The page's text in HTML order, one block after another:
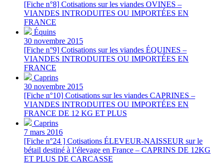
[Fiche n°8] Cotisations sur les viandes OVINES –
VIANDES INTRODUITES OU IMPORTÉES EN
FRANCE
Équins
30 novembre 2015
[Fiche n°9] Cotisations sur les viandes ÉQUINES –
VIANDES INTRODUITES OU IMPORTÉES EN
FRANCE
Caprins
30 novembre 2015
[Fiche n°10] Cotisations sur les viandes CAPRINES –
VIANDES INTRODUITES OU IMPORTÉES EN
FRANCE DE 12 KG ET PLUS
Caprins
7 mars 2016
[Fiche n°24 ] Cotisations ÉLEVEUR-NAISSEUR sur le
bétail destiné à l’élevage en France – CAPRINS DE 12KG
ET PLUS DE CARCASSE